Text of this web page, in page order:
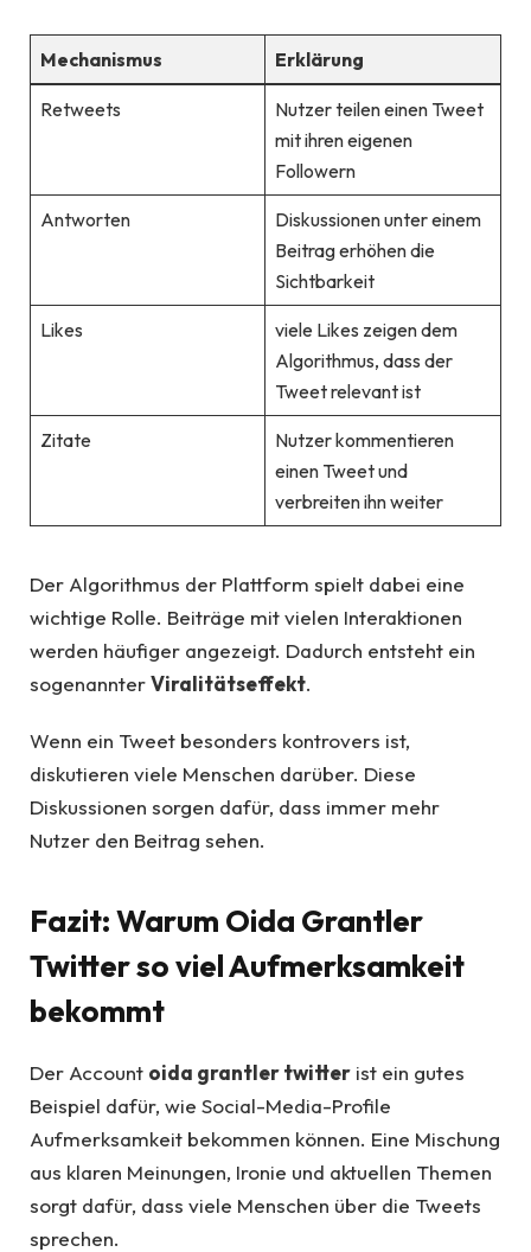
Mechanismus Erklärung
Retweets
Nutzer teilen einen Tweet
mit ihren eigenen
Followern
Antworten
Diskussionen unter einem
Beitrag erhöhen die
Sichtbarkeit
Likes
viele Likes zeigen dem
Algorithmus, dass der
Tweet relevant ist
Zitate
Nutzer kommentieren
einen Tweet und
verbreiten ihn weiter
Der Algorithmus der Plattform spielt dabei eine
wichtige Rolle. Beiträge mit vielen Interaktionen
werden häufiger angezeigt. Dadurch entsteht ein
sogenannterViralitätseffekt.
Wenn ein Tweet besonders kontrovers ist,
diskutieren viele Menschen darüber. Diese
Diskussionen sorgen dafür, dass immer mehr
Nutzer den Beitrag sehen.
Fazit: Warum Oida Grantler
Twitter so viel Aufmerksamkeit
bekommt
Der Account oida grantler twitter ist ein gutes
Beispiel dafür, wie Social-Media-Profile
Aufmerksamkeit bekommen können. Eine Mischung
aus klaren Meinungen, Ironie und aktuellen Themen
sorgt dafür, dass viele Menschen über die Tweets
sprechen.